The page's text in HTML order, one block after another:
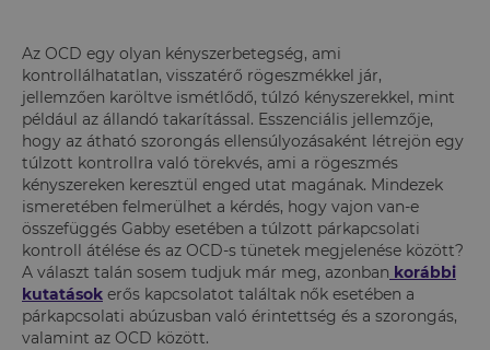
Az OCD egy olyan kényszerbetegség, ami
kontrollálhatatlan, visszatérő rögeszmékkel jár,
jellemzően karöltve ismétlődő, túlzó kényszerekkel, mint
például az állandó takarítással. Esszenciális jellemzője,
hogy az átható szorongás ellensúlyozásaként létrejön egy
túlzott kontrollra való törekvés, ami a rögeszmés
kényszereken keresztül enged utat magának. Mindezek
ismeretében felmerülhet a kérdés, hogy vajon van-e
összefüggés Gabby esetében a túlzott párkapcsolati
kontroll átélése és az OCD-s tünetek megjelenése között?
A választ talán sosem tudjuk már meg, azonban korábbi
kutatások erős kapcsolatot találtak nők esetében a
párkapcsolati abúzusban való érintettség és a szorongás,
valamint az OCD között.